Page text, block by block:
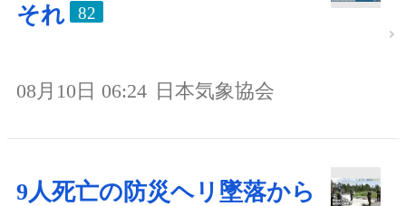
それ
82
08月10日 06:24 日本気象協会
9人死亡の防災ヘリ墜落から